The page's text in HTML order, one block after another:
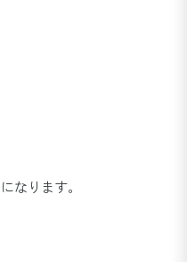
なります。